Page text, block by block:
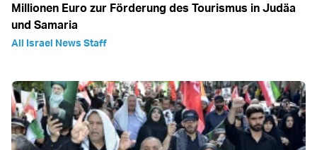
Millionen Euro zur Förderung des Tourismus in Judäa
und Samaria
All Israel News Staff